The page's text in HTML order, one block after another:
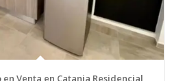
Venta en Catania Residencial